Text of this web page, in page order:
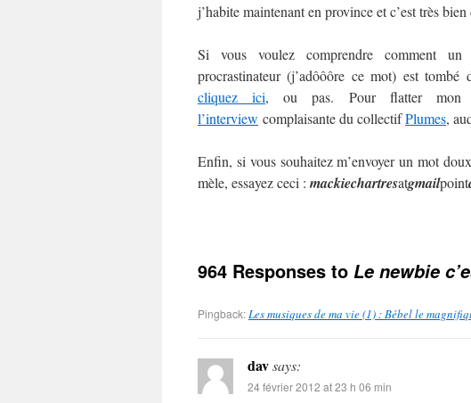
j’habite maintenant en province et c’est très
Si vous voulez comprendre comment un
procrastinateur (j’adôôôre ce mot) est tombé
cliquez ici, ou pas. Pour flatter mon
l’interview complaisante du collectifPlumes,
Enfin, si vous souhaitez m’envoyer un mot
mèle, essayez ceci : mackiechartresatgmailpoint
964 Responses to Le newbie
Pingback:Les musiques de ma vie (1) : Bébel le
davsays:
24 février 2012 at 23 h 06 min